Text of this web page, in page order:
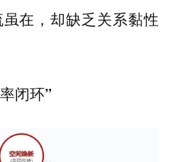
在，却缺乏关系黏性
闭环”